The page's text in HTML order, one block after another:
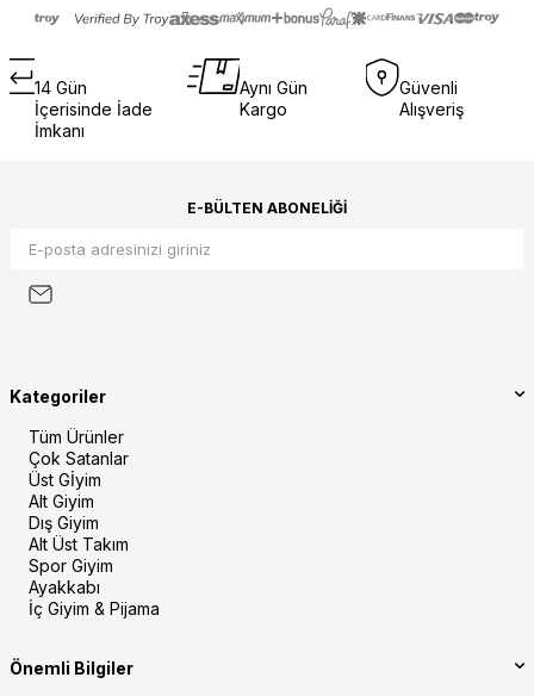
14 Gün
İçerisinde İade
İmkanı
Aynı Gün
Kargo
Güvenli
Alışveriş
E-BÜLTEN ABONELIĞI
Kategoriler
Tüm Ürünler
Çok Satanlar
Üst Gİyim
Alt Giyim
Dış Giyim
Alt Üst Takım
Spor Giyim
Ayakkabı
İç Giyim & Pijama
Önemli Bilgiler